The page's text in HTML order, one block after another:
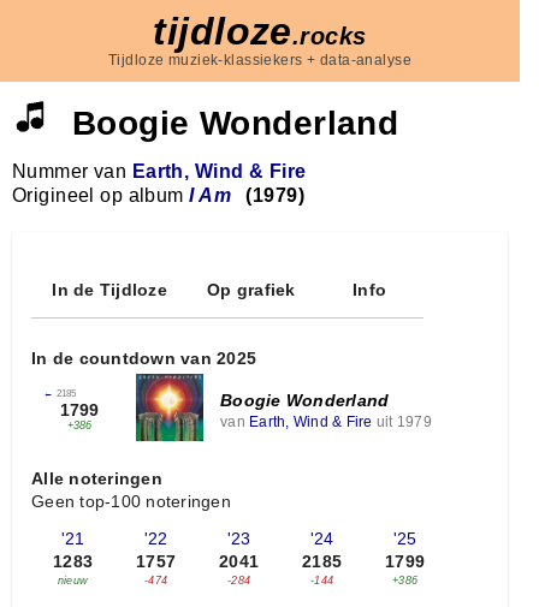
tijdloze.rocks
Tijdloze muziek-klassiekers + data-analyse
Boogie Wonderland
Nummer van Earth, Wind & Fire
Origineel op albumI Am (1979)
In de Tijdloze Op grafiek Info
In de countdown van 2025
← 2185
1799
+386
Boogie Wonderland
van Earth, Wind & Fire uit 1979
Alle noteringen
Geen top-100 noteringen
'21
1283
nieuw
'22
1757
-474
'23
2041
-284
'24
2185
-144
'25
1799
+386